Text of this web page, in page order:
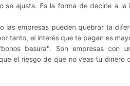
ajusta. Es la forma de decirle a la
las empresas pueden quebrar (a
tanto, el interés que te pagan es
basura". Son empresas con
el riesgo de que no veas tu dinero